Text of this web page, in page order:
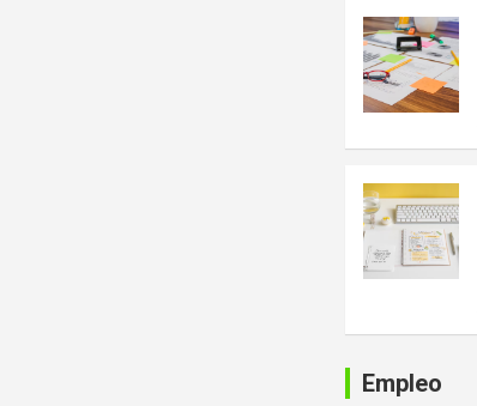
Empleo